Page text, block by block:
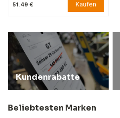
51.49 € Kaufen
Kundenrabatte
Beliebtesten Marken